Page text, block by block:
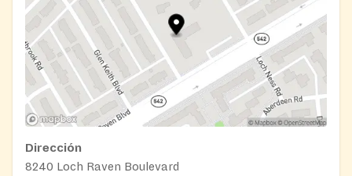
Dirección
8240 Loch Raven Boulevard